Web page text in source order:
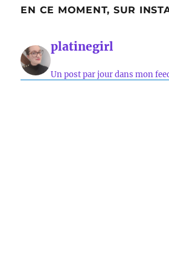
EN CE MOMENT, SUR
platinegirl
Un post par jour dans mon